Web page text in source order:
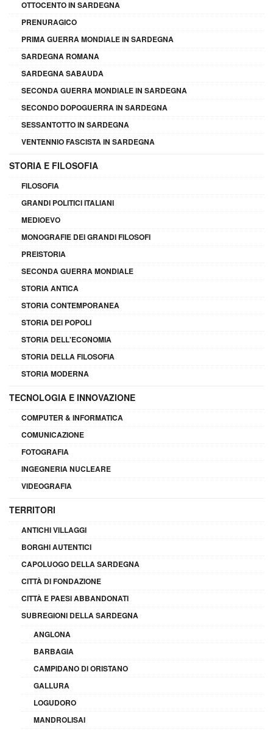
OTTOCENTO IN SARDEGNA
PRENURAGICO
PRIMA GUERRA MONDIALE IN SARDEGNA
SARDEGNA ROMANA
SARDEGNA SABAUDA
SECONDA GUERRA MONDIALE IN SARDEGNA
SECONDO DOPOGUERRA IN SARDEGNA
SESSANTOTTO IN SARDEGNA
VENTENNIO FASCISTA IN SARDEGNA
STORIA E FILOSOFIA
FILOSOFIA
GRANDI POLITICI ITALIANI
MEDIOEVO
MONOGRAFIE DEI GRANDI FILOSOFI
PREISTORIA
SECONDA GUERRA MONDIALE
STORIA ANTICA
STORIA CONTEMPORANEA
STORIA DEI POPOLI
STORIA DELL'ECONOMIA
STORIA DELLA FILOSOFIA
STORIA MODERNA
TECNOLOGIA E INNOVAZIONE
COMPUTER & INFORMATICA
COMUNICAZIONE
FOTOGRAFIA
INGEGNERIA NUCLEARE
VIDEOGRAFIA
TERRITORI
ANTICHI VILLAGGI
BORGHI AUTENTICI
CAPOLUOGO DELLA SARDEGNA
CITTÀ DI FONDAZIONE
CITTÀ E PAESI ABBANDONATI
SUBREGIONI DELLA SARDEGNA
ANGLONA
BARBAGIA
CAMPIDANO DI ORISTANO
GALLURA
LOGUDORO
MANDROLISAI